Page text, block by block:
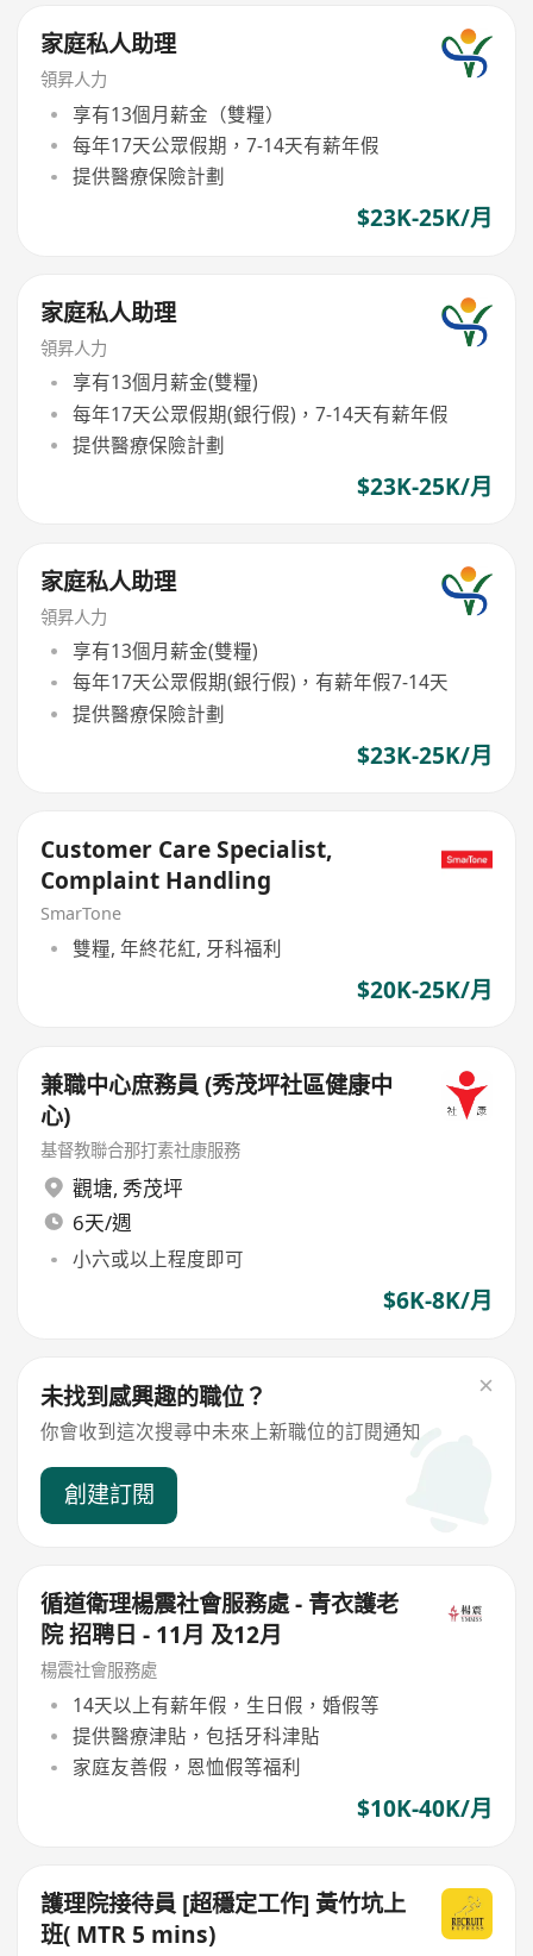
家庭私人助理
領昇人力
享有13個月薪金（雙糧）
每年17天公眾假期，7-14天有薪年假
提供醫療保險計劃
$23K-25K/月
家庭私人助理
領昇人力
享有13個月薪金(雙糧)
每年17天公眾假期(銀行假)，7-14天有薪年假
提供醫療保險計劃
$23K-25K/月
家庭私人助理
領昇人力
享有13個月薪金(雙糧)
每年17天公眾假期(銀行假)，有薪年假7-14天
提供醫療保險計劃
$23K-25K/月
Customer Care Specialist,
Complaint Handling
SmarTone
雙糧, 年終花紅, 牙科福利
$20K-25K/月
兼職中心庶務員 (秀茂坪社區健康中
心)
基督教聯合那打素社康服務
觀塘, 秀茂坪
6天/週
小六或以上程度即可
$6K-8K/月
未找到感興趣的職位？
你會收到這次搜尋中未來上新職位的訂閱通知
創建訂閱
循道衛理楊震社會服務處 - 青衣護老
院 招聘日 - 11月 及12月
楊震社會服務處
14天以上有薪年假，生日假，婚假等
提供醫療津貼，包括牙科津貼
家庭友善假，恩恤假等福利
$10K-40K/月
護理院接待員 [超穩定工作] 黃竹坑上
班( MTR 5 mins)